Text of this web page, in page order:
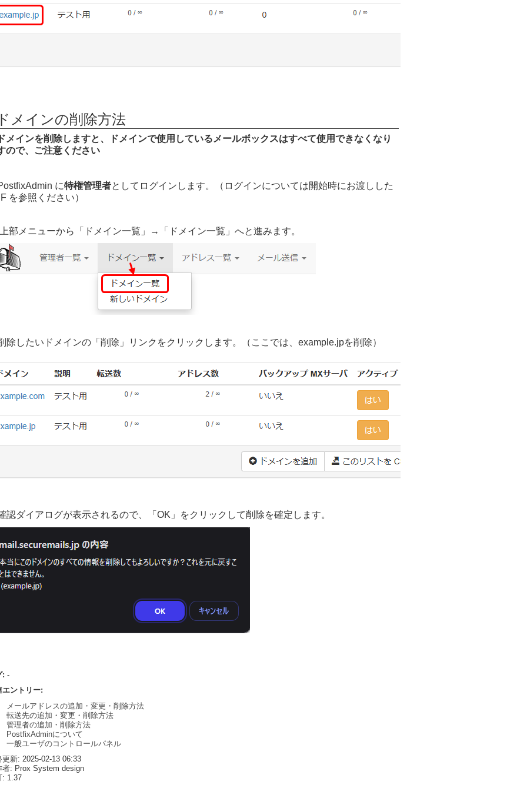
メインの削除方法
インを削除しますと、ドメインで使用しているメールボックスはすべて使用できなくなり
ので、ご注意ください
に特権管理者としてログインします。（ログインについては開始時にお渡しした
を参照ください）
部メニューから「ドメイン一覧」→「ドメイン一覧」へと進みます。
除したいドメインの「削除」リンクをクリックします。（ここでは、example.jpを削除）
認ダイアログが表示されるので、「OK」をクリックして削除を確定します。
: -
エントリー:
メールアドレスの追加・変更・削除方法
転送先の追加・変更・削除方法
管理者の追加・削除方法
PostfixAdminについて
一般ユーザのコントロールパネル
更新: 2025-02-13 06:33
者: Prox System design
: 1.37